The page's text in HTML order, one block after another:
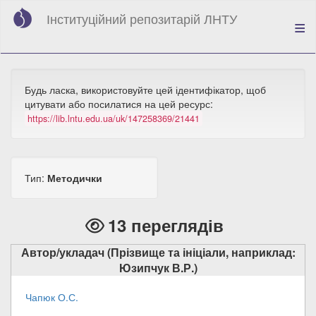
Перейти
вмісту
Інституційний репозитарій ЛНТУ
Будь ласка, використовуйте цей ідентифікатор, щоб
цитувати або посилатися на цей ресурс:
https://lib.lntu.edu.ua/uk/147258369/21441
Тип: Методички
13 переглядів
Автор/укладач (Прізвище та ініціали, наприклад:
Юзипчук В.Р.)
Чапюк О.С.